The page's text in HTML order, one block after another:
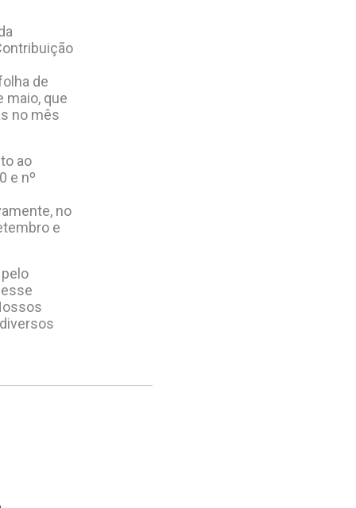
de
maio, que
no mês
ao
e nº
no
e